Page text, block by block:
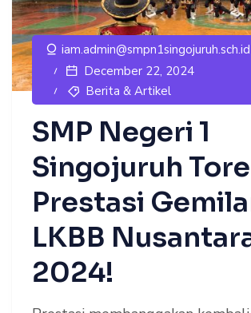
iam.admin@smpn1singojuruh.sch.id
December 22, 2024
Berita & Artikel
SMP Negeri 1
Singojuruh
Prestasi
LKBB
2024!